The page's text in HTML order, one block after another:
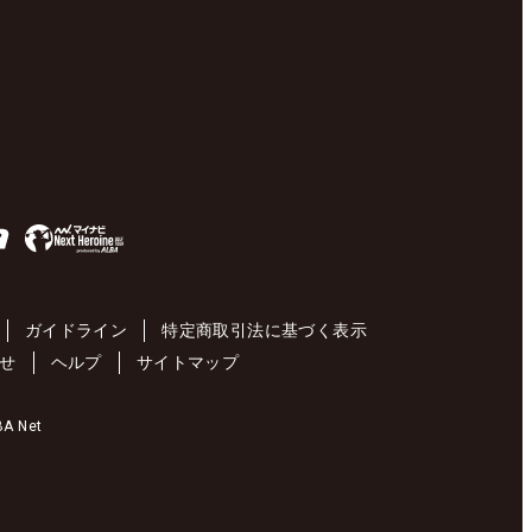
ガイドライン
特定商取引法に基づく表示
ヘルプ サイトマップ
Net